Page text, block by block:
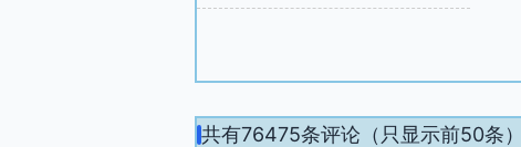
共有76475条评论（只显示前50条）